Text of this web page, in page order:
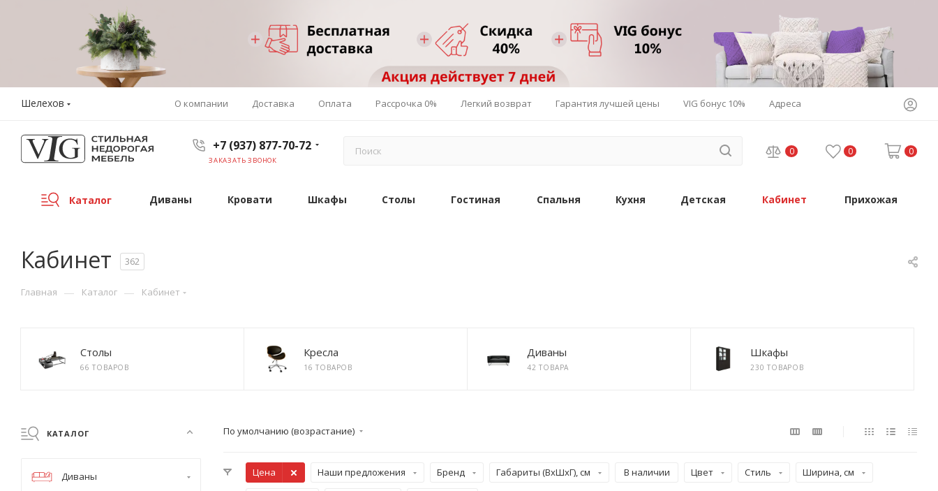
Шелехов О компании Доставка Оплата Рассрочка 0% Легкий возврат Гарантия лучшей цены VIG бонус 10% Адреса
+7 (937) 877-70-72
ЗАКАЗАТЬ ЗВОНОК
0 0 0
Каталог Диваны Кровати Шкафы Столы Гостиная Спальня Кухня Детская Кабинет Прихожая
Кабинет 362
Главная — Каталог — Кабинет
Столы
66 ТОВАРОВ
Кресла
16 ТОВАРОВ
Диваны
42 ТОВАРА
Шкафы
230 ТОВАРОВ
По умолчанию (возрастание)
Цена Наши предложения Бренд Габариты (ВхШхГ), см В наличии Цвет Стиль Ширина, см
КАТАЛОГ
Диваны